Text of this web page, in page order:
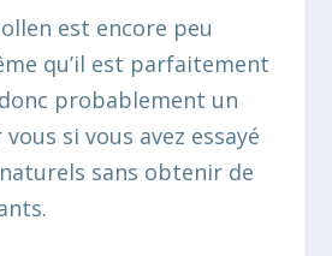
est encore peu
qu’il est parfaitement
probablement un
si vous avez essayé
sans obtenir de